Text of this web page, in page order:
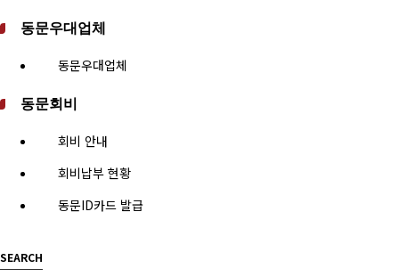
동문우대업체
동문우대업체
동문회비
회비 안내
회비납부 현황
동문ID카드 발급
SEARCH